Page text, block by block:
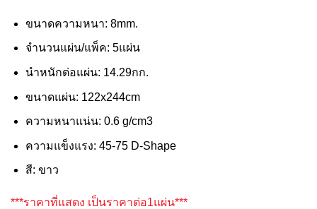
ขนาดความหนา: 8mm.
จำนวนแผ่น/แพ็ค: 5แผ่น
นำหนักต่อแผ่น: 14.29กก.
ขนาดแผ่น: 122x244cm
ความหนาแน่น: 0.6 g/cm3
ความแข็งแรง: 45-75 D-Shape
สี: ขาว
***ราคาที่แสดง เป็นราคาต่อ1แผ่น***